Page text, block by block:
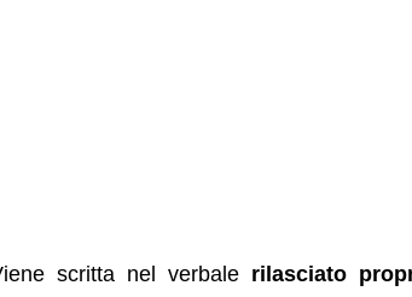
scritta nel verbale rilasciato